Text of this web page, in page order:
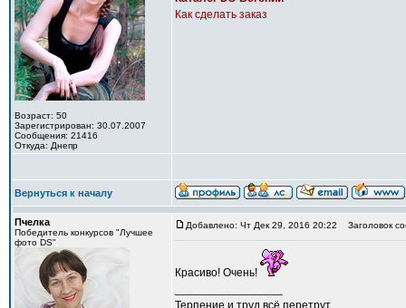
Возраст: 50
Зарегистрирован: 30.07.2007
Сообщения: 21416
Откуда: Днепр
Как сделать заказ
Вернуться к началу
Пчелка
Победитель конкурсов "Лучшее
фото DS"
Добавлено: Чт Дек 29, 2016 20:22 Заголовок
Красиво! Очень!
Терпение и труд всё перетрут.